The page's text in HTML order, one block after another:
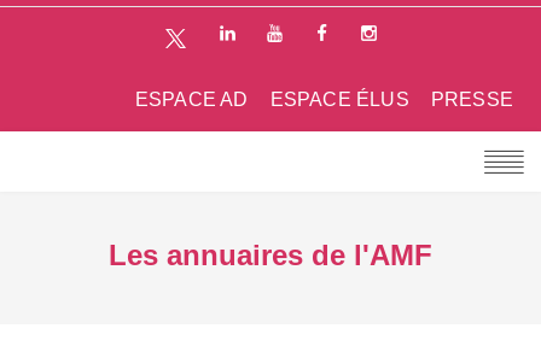
PRESSE
ESPACE ÉLUS
ESPACE AD
Les annuaires de l'AMF